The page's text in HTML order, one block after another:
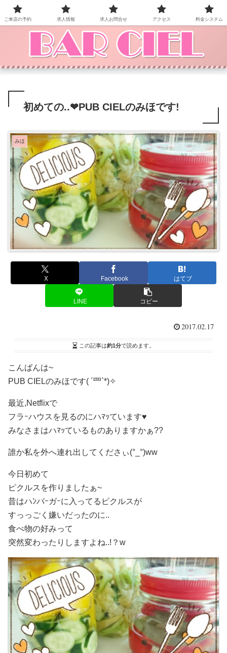
BAR CIEL！ご来店お待ちしています。
初めての..❤PUB CIELのみほです!
みほ
X Facebook はてブ
LINE コピー
2017.02.17
この記事は約1分で読めます。
こんばんは~
PUB CIELのみほです( ´罒`*)✧
最近,Netflixで
フラｰハウスを見るのにハﾏｯています♥
みなさまはハﾏｯているものありますかぁ??
誰か私を外へ連れ出してくださぃ(°_°)ww
今日初めて
ピクルスを作りましたぁ~
昔はハﾝバｰガｰに入ってるピクルスが
すっっごく嫌いだったのに..
食べ物の好みって
突然変わったりしますよね..!？w
ご来店の予約 求人情報 求人お問合せ アクセス 料金システム